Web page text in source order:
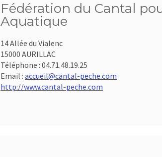
Fédération du Cantal
Aquatique
14 Allée du Vialenc
15000 AURILLAC
Téléphone : 04.71.48.19.25
Email : accueil@cantal-peche.com
http://www.cantal-peche.com